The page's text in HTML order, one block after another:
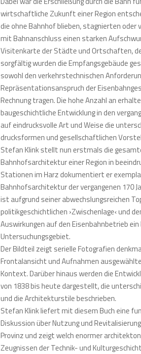
wirtschaftliche Zukunft einer Region
die ohne Bahnhof blieben, stagnierten oder
mit Bahnanschluss einen starken
Visitenkarte der Städte und Ortschaften,
sorgfältig wurden die Empfangsgebäude
sowohl den verkehrstechnischen
Repräsentationsanspruch der
Rechnung tragen. Die hohe Anzahl an
baugeschichtliche Entwicklung in den
auf eindrucksvolle Art und Weise die
drucksformen und gesellschaftlichen
Stefan Klink stellt nun erstmals die
Bahnhofsarchitektur einer Region in
Stationen im Harz dokumentiert er
Bahnhofsarchitektur der vergangenen 170
ist aufgrund seiner abwechslungsreichen
politikgeschichtlichen ›Zwischenlage‹ und
Auswirkungen auf den Eisenbahnbetrieb
Untersuchungsgebiet.
Der Bildteil zeigt serielle Fotografien
Frontalansicht und Aufnahmen
Kontext. Darüber hinaus werden die
von 1838 bis heute dargestellt, die
und die Architekturstile beschrieben.
Stefan Klink liefert mit diesem Buch eine
Diskussion über Nutzung und
Provinz und zeigt welch enormer
Zeugnissen der Technik- und